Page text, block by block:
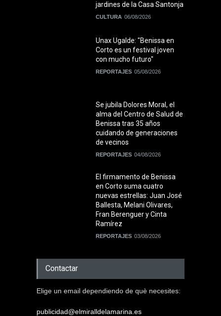
jardines de la Casa Santonja
CULTURA 06/08/2026
Unax Ugalde: "Benissa en
Corto es un festival joven
con mucho futuro"
REPORTAJES 05/08/2026
Se jubila Dolores Moral, el
alma del Centro de Salud de
Benissa tras 35 años
cuidando de generaciones
de vecinos
REPORTAJES 04/08/2026
El firmamento de Benissa
en Corto suma cuatro
nuevas estrellas: Juan José
Ballesta, Melani Olivares,
Fran Berenguer y Cinta
Ramírez
REPORTAJES 03/08/2026
Contactar
Elige un email dependiendo de què necesites:
publicidad@elmiralldelamarina.es